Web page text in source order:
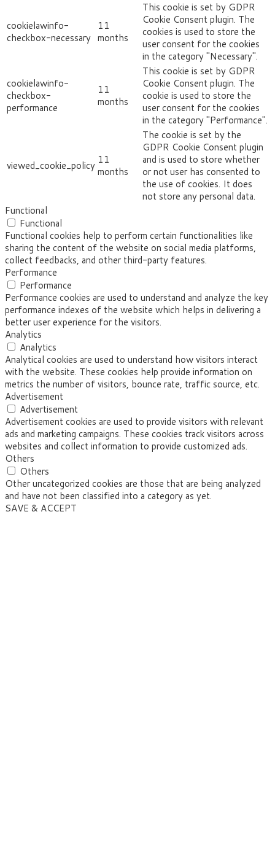
cookielawinfo-
checkbox-necessary
11
months
This cookie is set by GDPR
Cookie Consent plugin. The
cookies is used to store the
user consent for the cookies
in the category "Necessary".
cookielawinfo-
checkbox-
performance
11
months
This cookie is set by GDPR
Cookie Consent plugin. The
cookie is used to store the
user consent for the cookies
in the category "Performance".
viewed_cookie_policy 11
months
The cookie is set by the
GDPR Cookie Consent plugin
and is used to store whether
or not user has consented to
the use of cookies. It does
not store any personal data.
Functional
Functional
Functional cookies help to perform certain functionalities like
sharing the content of the website on social media platforms,
collect feedbacks, and other third-party features.
Performance
Performance
Performance cookies are used to understand and analyze the key
performance indexes of the website which helps in delivering a
better user experience for the visitors.
Analytics
Analytics
Analytical cookies are used to understand how visitors interact
with the website. These cookies help provide information on
metrics the number of visitors, bounce rate, traffic source, etc.
Advertisement
Advertisement
Advertisement cookies are used to provide visitors with relevant
ads and marketing campaigns. These cookies track visitors across
websites and collect information to provide customized ads.
Others
Others
Other uncategorized cookies are those that are being analyzed
and have not been classified into a category as yet.
SAVE & ACCEPT